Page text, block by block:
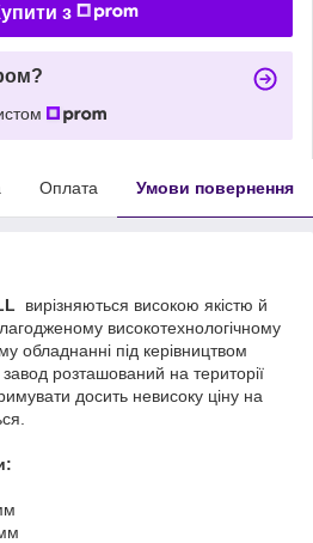
з
Оплата Умови повернення
вирізняються високою якістю й
високотехнологічному
обладнанні під керівництвом
розташований на території
досить невисоку ціну на